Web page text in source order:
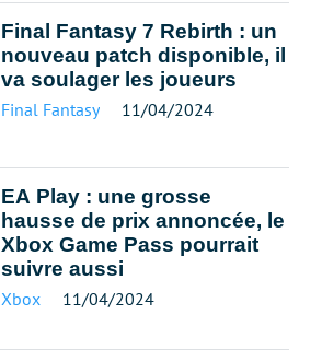
Final Fantasy 7 Rebirth : un
nouveau patch disponible, il
va soulager les joueurs
Final Fantasy 11/04/2024
EA Play : une grosse
hausse de prix annoncée, le
Xbox Game Pass pourrait
suivre aussi
Xbox 11/04/2024